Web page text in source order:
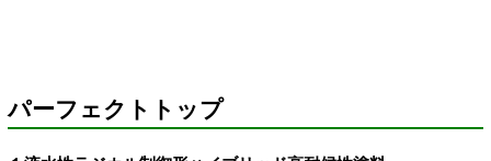
パーフェクトトップ